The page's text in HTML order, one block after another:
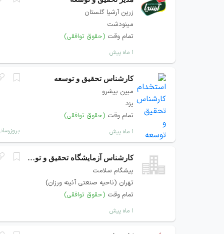
زرین آرشیا گلستان
مینودشت
تمام وقت (حقوق توافقی)
۱ ماه پیش
کارشناس تحقیق و توسعه
مبین پیشرو
یزد
تمام وقت (حقوق توافقی)
۱ ماه پیش
کارشناس آزمایشگاه تحقیق و توسعه (R&D)
پیشگام سلامت
تهران (ناحیه صنعتی آئینه ورزان)
تمام وقت (حقوق توافقی)
۱ ماه پیش